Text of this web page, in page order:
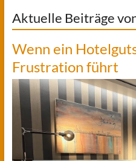
Aktuelle Beiträge
Wenn ein
Frustration führt